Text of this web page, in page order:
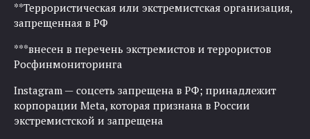
**Террористическая или экстремистская организация,
запрещенная в РФ
***внесен в перечень экстремистов и террористов
Росфинмониторинга
Instagram — соцсеть запрещена в РФ; принадлежит
корпорации Meta, которая признана в России
экстремистской и запрещена